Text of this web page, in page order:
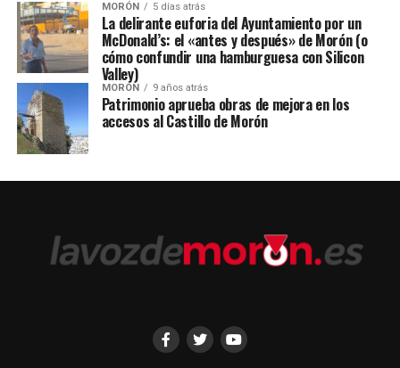
MORÓN 5 días atrás
La delirante euforia del Ayuntamiento por un
McDonald’s: el «antes y después» de Morón (o
cómo confundir una hamburguesa con Silicon
Valley)
MORÓN 9 años atrás
Patrimonio aprueba obras de mejora en los
accesos al Castillo de Morón